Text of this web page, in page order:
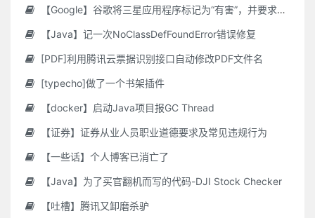
【Google】谷歌将三星应用程序标记为“有害”，并要求用户删除它们
【Java】记一次NoClassDefFoundError错误修复
[PDF]利用腾讯云票据识别接口自动修改PDF文件名
[typecho]做了一个书架插件
【docker】启动Java项目报GC Thread
【证券】证券从业人员职业道德要求及常见违规行为
【一些话】个人博客已消亡了
【Java】为了买官翻机而写的代码-DJI Stock Checker
【吐槽】腾讯又卸磨杀驴